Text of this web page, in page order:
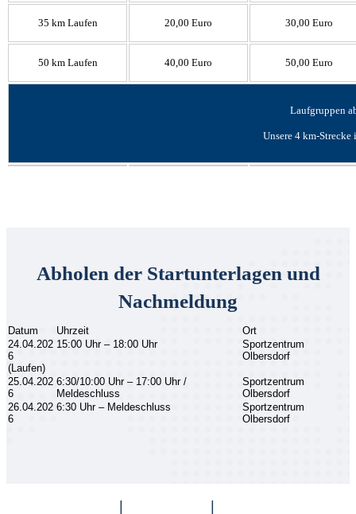
35 km Laufen 20,00 Euro 30,00 Euro
50 km Laufen 40,00 Euro 50,00 Euro
Laufgruppen
Unsere 4 km-
Abholen der Startunterlagen und
Nachmeldung
Datum Uhrzeit
Ort
24.04.202
6
(Laufen)
15:00 Uhr – 18:00 Uhr
Sportzentrum
Olbersdorf
25.04.202
6
6:30/10:00 Uhr – 17:00 Uhr /
Meldeschluss
Sportzentrum
Olbersdorf
26.04.202
6
6:30 Uhr – Meldeschluss
Sportzentrum
Olbersdorf